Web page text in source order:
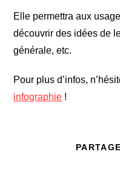
Elle permettra aux
découvrir des idées de
générale, etc.
Pour plus d’infos,
infographie !